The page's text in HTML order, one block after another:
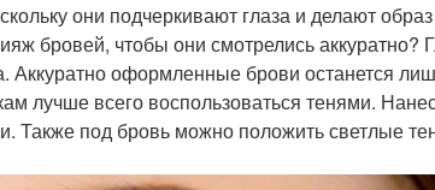
они подчеркивают глаза и делают
бровей, чтобы они смотрелись аккуратно?
Аккуратно оформленные брови останется
лучше всего воспользоваться тенями.
Также под бровь можно положить светлые